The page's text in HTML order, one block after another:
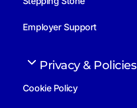
Employer Support
Privacy & Policies
Cookie Policy